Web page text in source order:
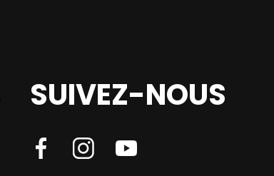
SUIVEZ-NOUS